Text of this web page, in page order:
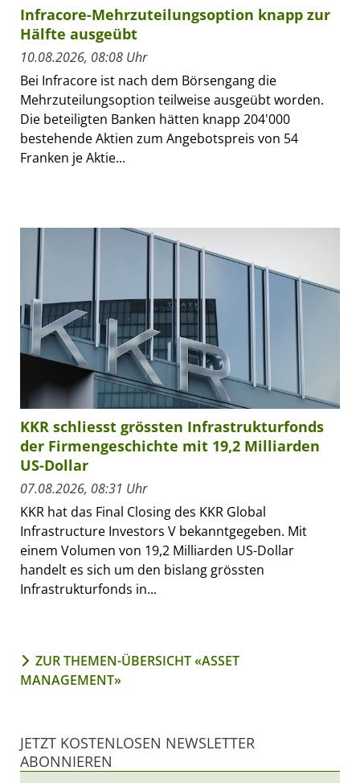
Infracore-Mehrzuteilungsoption knapp zur
Hälfte ausgeübt
10.08.2026, 08:08 Uhr
Bei Infracore ist nach dem Börsengang die
Mehrzuteilungsoption teilweise ausgeübt worden.
Die beteiligten Banken hätten knapp 204'000
bestehende Aktien zum Angebotspreis von 54
Franken je Aktie...
KKR schliesst grössten Infrastrukturfonds
der Firmengeschichte mit 19,2 Milliarden
US-Dollar
07.08.2026, 08:31 Uhr
KKR hat das Final Closing des KKR Global
Infrastructure Investors V bekanntgegeben. Mit
einem Volumen von 19,2 Milliarden US-Dollar
handelt es sich um den bislang grössten
Infrastrukturfonds in...
ZUR THEMEN-ÜBERSICHT «ASSET
MANAGEMENT»
JETZT KOSTENLOSEN NEWSLETTER
ABONNIEREN